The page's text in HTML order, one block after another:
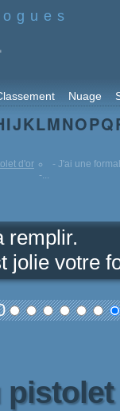
Nuage
IJKLMNOPQ
d'or
- J'ai une
-...
remplir.
jolie votre